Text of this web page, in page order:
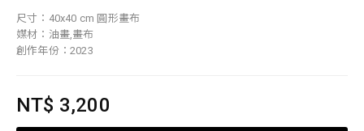
尺寸：40x40 cm 圓形畫布
媒材：油畫,畫布
創作年份：2023
NT$ 3,200